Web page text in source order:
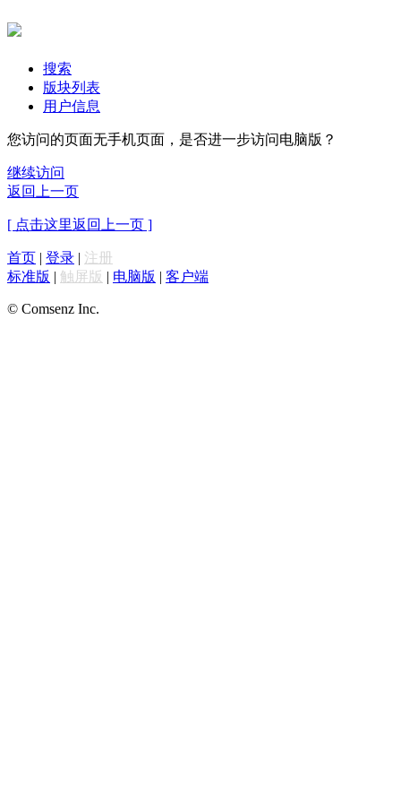
搜索
版块列表
用户信息
您访问的页面无手机页面，是否进一步访问电脑版？
继续访问
返回上一页
[ 点击这里返回上一页 ]
首页 | 登录 | 注册
标准版 | 触屏版 | 电脑版 | 客户端
© Comsenz Inc.